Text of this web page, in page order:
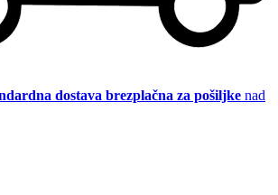
dostava brezplačna za pošiljke nad